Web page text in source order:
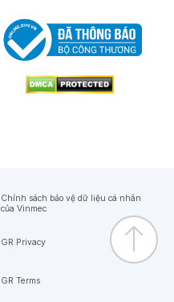
Ngày 29-04-2025
Ngày 01-04-2025
Ngày 28-03-2025
Ngày 28-03-2025
Chính sách bảo vệ dữ liệu cá nhân
của Vinmec
GR Privacy
GR Terms